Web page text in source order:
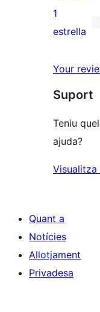
3
estrelles
valoracions
de
estrelles
1
de
estrelles
1
estrella
Your
Suport
Teniu
ajuda?
Quant a
Notícies
Allotjament
Privadesa